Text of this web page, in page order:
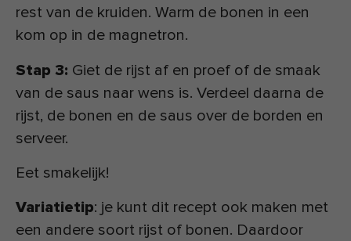
rest van de kruiden. Warm de bonen in een
kom op in de magnetron.
Stap 3: Giet de rijst af en proef of de smaak
van de saus naar wens is. Verdeel daarna de
rijst, de bonen en de saus over de borden en
serveer.
Eet smakelijk!
Variatietip: je kunt dit recept ook maken met
een andere soort rijst of bonen. Daardoor